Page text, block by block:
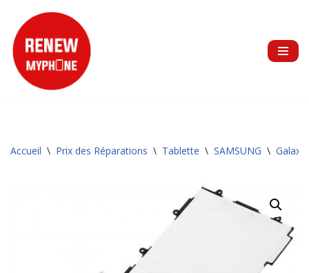
Aller
au
contenu
Accueil \ Prix des Réparations \ Tablette \ SAMSUNG \ Galaxy